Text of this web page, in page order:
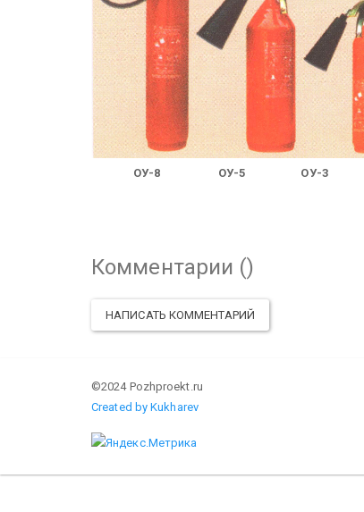
ОУ-8 ОУ-5 ОУ-3
Комментарии ()
НАПИСАТЬ КОММЕНТАРИЙ
©2024 Pozhproekt.ru
Created by Kukharev